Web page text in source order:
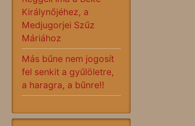
Királynőjéhez, a
Medjugorjei Szűz
Máriához
Más bűne nem jogosít
fel senkit a gyűlöletre,
a haragra, a bűnre!!